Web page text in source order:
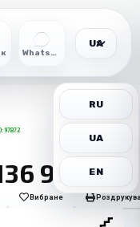
WhatsApp
UA
RU
UA
EN
97872
995€
Вибране